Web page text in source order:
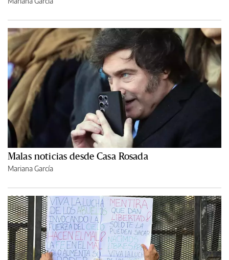
Malas noticias desde Casa Rosada
Mariana García